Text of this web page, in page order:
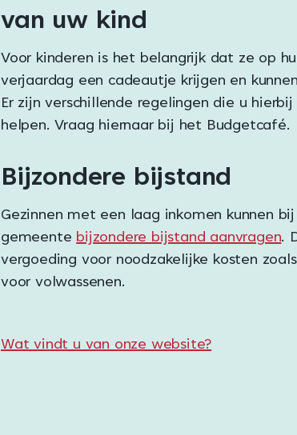
van uw kind
Voor kinderen is het belangrijk dat ze op
verjaardag een cadeautje krijgen en
Er zijn verschillende regelingen die u hierbij
helpen. Vraag hiernaar bij het Budgetcafé.
Bijzondere bijstand
Gezinnen met een laag inkomen kunnen
gemeente bijzondere bijstand aanvragen.
vergoeding voor noodzakelijke kosten
voor volwassenen.
Wat vindt u van onze website?